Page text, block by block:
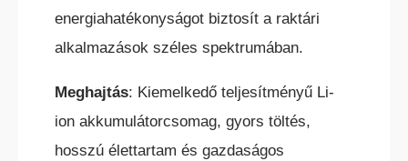
DÍZEL/GÁZÜZEMŰ HOMLOKVILLÁS
TARGONCA
energiahatékonyságot biztosít a raktári
alkalmazások széles spektrumában.
Meghajtás: Kiemelkedő teljesítményű Li-
ion akkumulátorcsomag, gyors töltés,
hosszú élettartam és gazdaságos